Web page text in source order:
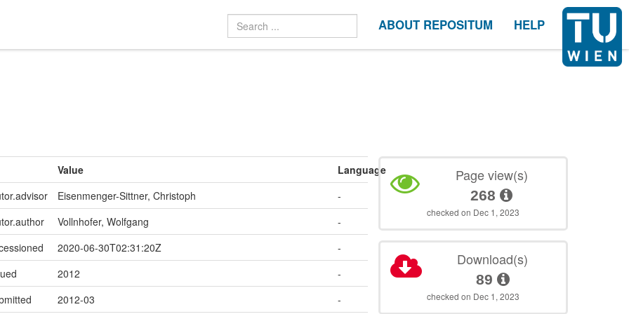
ABOUT REPOSITUM HELP
Value
Language
Eisenmenger-Sittner, Christoph
-
Vollnhofer, Wolfgang
-
2020-06-30T02:31:20Z
-
2012
-
2012-03 -
Page view(s)
268
checked on Dec 1, 2023
Download(s)
89
checked on Dec 1, 2023